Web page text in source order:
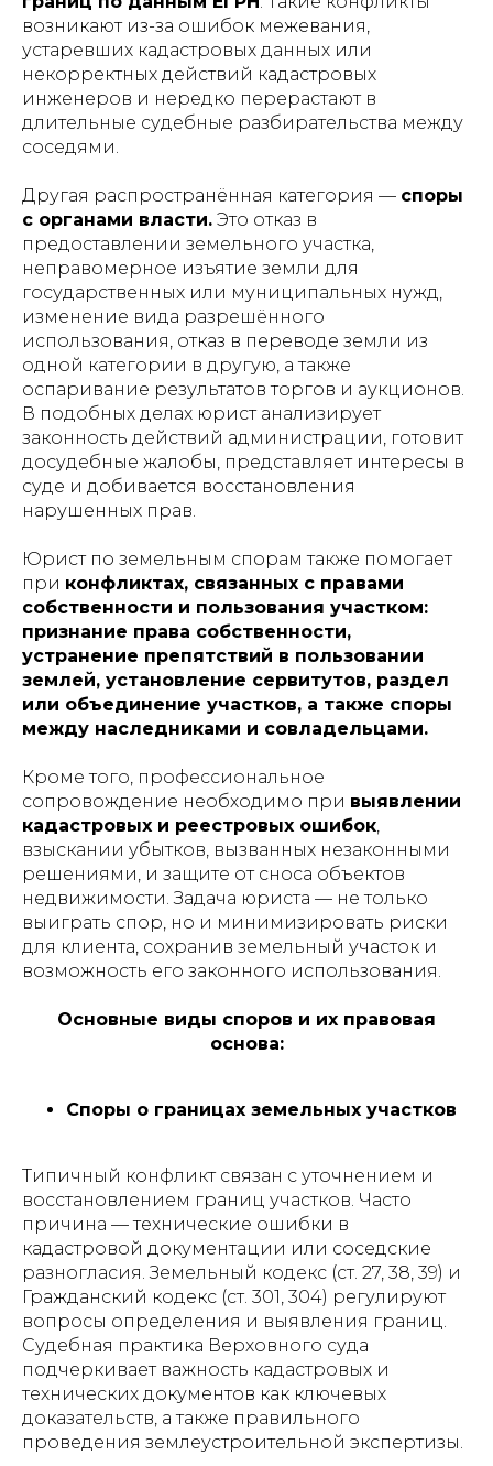
возникают из-за ошибок межевания,
устаревших кадастровых данных или
некорректных действий кадастровых
инженеров и нередко перерастают в
длительные судебные разбирательства между
соседями.
Другая распространённая категория — споры
с органами власти. Это отказ в
предоставлении земельного участка,
неправомерное изъятие земли для
государственных или муниципальных нужд,
изменение вида разрешённого
использования, отказ в переводе земли из
одной категории в другую, а также
оспаривание результатов торгов и аукционов.
В подобных делах юрист анализирует
законность действий администрации, готовит
досудебные жалобы, представляет интересы в
суде и добивается восстановления
нарушенных прав.
Юрист по земельным спорам также помогает
при конфликтах, связанных с правами
собственности и пользования участком:
признание права собственности,
устранение препятствий в пользовании
землей, установление сервитутов, раздел
или объединение участков, а также споры
между наследниками и совладельцами.
Кроме того, профессиональное
сопровождение необходимо при выявлении
кадастровых и реестровых ошибок,
взыскании убытков, вызванных незаконными
решениями, и защите от сноса объектов
недвижимости. Задача юриста — не только
выиграть спор, но и минимизировать риски
для клиента, сохранив земельный участок и
возможность его законного использования.
Основные виды споров и их правовая
основа:
Споры о границах земельных участков
Типичный конфликт связан с уточнением и
восстановлением границ участков. Часто
причина — технические ошибки в
кадастровой документации или соседские
разногласия. Земельный кодекс (ст. 27, 38, 39) и
Гражданский кодекс (ст. 301, 304) регулируют
вопросы определения и выявления границ.
Судебная практика Верховного суда
подчеркивает важность кадастровых и
технических документов как ключевых
доказательств, а также правильного
проведения землеустроительной экспертизы.